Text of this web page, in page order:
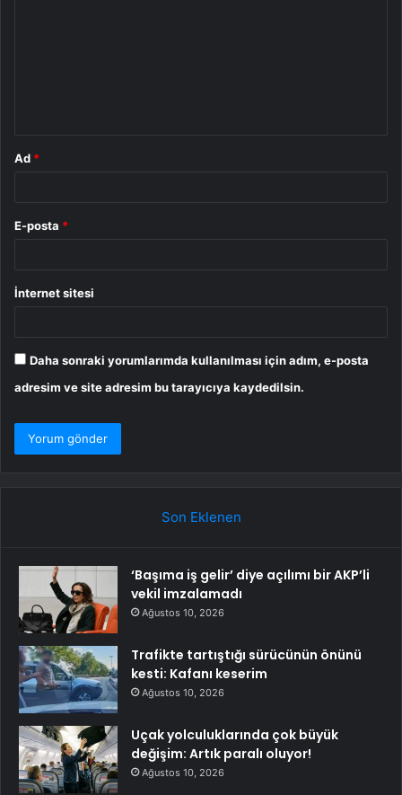
Ad *
E-posta *
İnternet sitesi
Daha sonraki yorumlarımda kullanılması için adım, e-posta
adresim ve site adresim bu tarayıcıya kaydedilsin.
Son Eklenen
‘Başıma iş gelir’ diye açılımı bir AKP’li
vekil imzalamadı
Ağustos 10, 2026
Trafikte tartıştığı sürücünün önünü
kesti: Kafanı keserim
Ağustos 10, 2026
Uçak yolculuklarında çok büyük
değişim: Artık paralı oluyor!
Ağustos 10, 2026